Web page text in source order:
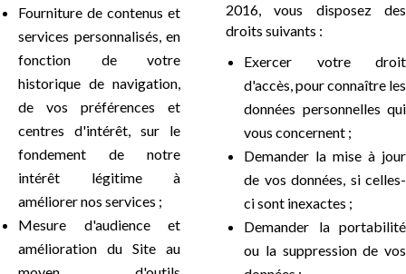
Fourniture de contenus et
services personnalisés, en
fonction de votre
historique de navigation,
de vos préférences et
centres d'intérêt, sur le
fondement de notre
intérêt légitime à
améliorer nos services ;
Mesure d'audience et
amélioration du Site au
2016, vous disposez des
droits suivants :
Exercer votre droit
d'accès, pour connaître les
données personnelles qui
vous concernent ;
Demander la mise à jour
de vos données, si celles-
ci sont inexactes ;
Demander la portabilité
ou la suppression de vos